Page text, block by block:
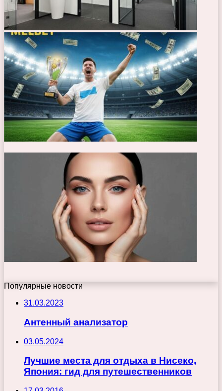
Популярные новости
31.03.2023
Антенный анализатор
03.05.2024
Лучшие места для отдыха в Нисеко,
Япония: гид для путешественников